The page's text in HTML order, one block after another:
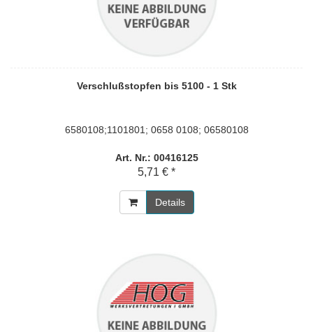
Verschlußstopfen bis 5100 - 1 Stk
6580108;1101801; 0658 0108; 06580108
Art. Nr.: 00416125
5,71 € *
Details